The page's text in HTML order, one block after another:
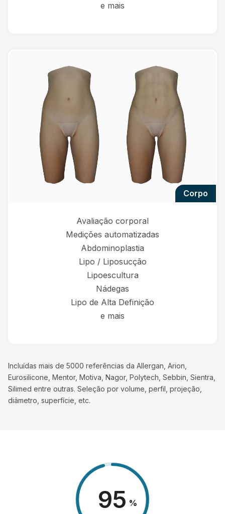
e mais
corpo
Avaliação corporal
Medições automatizadas
Abdominoplastia
Lipo / Liposucção
Lipoescultura
Nádegas
Lipo de Alta Definição
e mais
Incluídas mais de 5000 referências da Allergan, Arion,
Eurosilicone, Mentor, Motiva, Nagor, Polytech, Sebbin, Sientra,
Silimed entre outras. Seleção por volume, perfil, projeção,
diâmetro, superfície, etc.
98 %